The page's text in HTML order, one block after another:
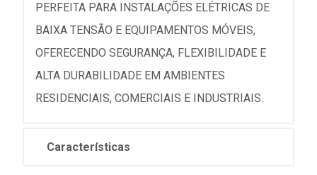
PERFEITA PARA INSTALAÇÕES ELÉTRICAS DE
BAIXA TENSÃO E EQUIPAMENTOS MÓVEIS,
OFERECENDO SEGURANÇA, FLEXIBILIDADE E
ALTA DURABILIDADE EM AMBIENTES
RESIDENCIAIS, COMERCIAIS E INDUSTRIAIS.
Características